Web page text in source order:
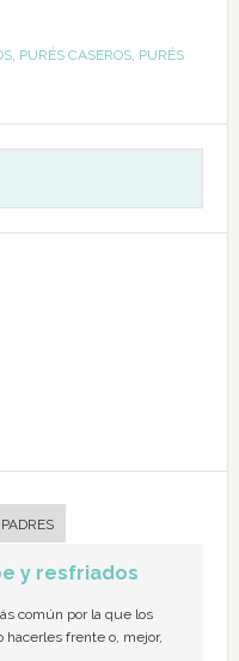
, PURÉS CASEROS, PURÉS
PADRES
y resfriados
común por la que los
hacerles frente o, mejor,